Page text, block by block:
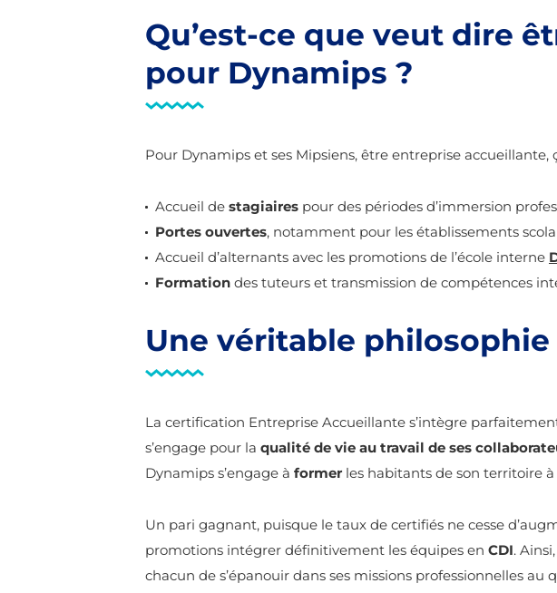
Qu’est-ce que veut dire
pour Dynamips ?
Pour Dynamips et ses Mipsiens, être entreprise accueillante,
Accueil de stagiaires pour des périodes d’immersion
Portes ouvertes, notamment pour les établissements
Accueil d’alternants avec les promotions de l’école interne
Formation des tuteurs et transmission de compétences
Une véritable philosophie
La certification Entreprise Accueillante s’intègre
s’engage pour la qualité de vie au travail de ses
Dynamips s’engage à former les habitants de son territoire à
Un pari gagnant, puisque le taux de certifiés ne cesse
promotions intégrer définitivement les équipes en CDI.
chacun de s’épanouir dans ses missions professionnelles au